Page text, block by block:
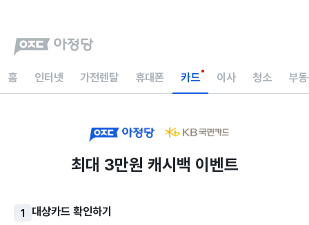
홈 인터넷 가전렌탈 휴대폰 카드 이사 청소 부
최대 3만원 캐시백 이벤트
1 대상카드 확인하기